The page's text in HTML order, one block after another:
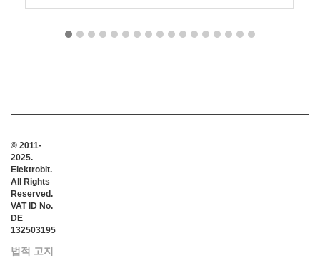
© 2011-
2025.
Elektrobit.
All Rights
Reserved.
VAT ID No.
DE
132503195
법적 고지